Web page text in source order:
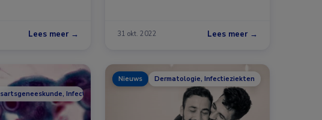
Lees meer → 31 okt. 2022 Lees meer →
Infectieziekten
Nieuws Dermatologie, Infectieziekten